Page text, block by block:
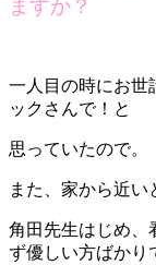
ますか？
一人目の時にお世
ックさんで！と
思っていたので。
また、家から近い
角田先生はじめ、
ず優しい方ばかり